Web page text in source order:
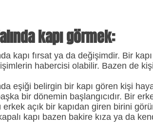
kapı görmek:
kapı fırsat ya da değişimdir. Bir
habercisi olabilir. Bazen de
eşiği belirgin bir kapı gören kişi
bir dönemin başlangıcıdır. Bir
erkek açık bir kapıdan giren birini
kapı bazen bakire kıza ya da